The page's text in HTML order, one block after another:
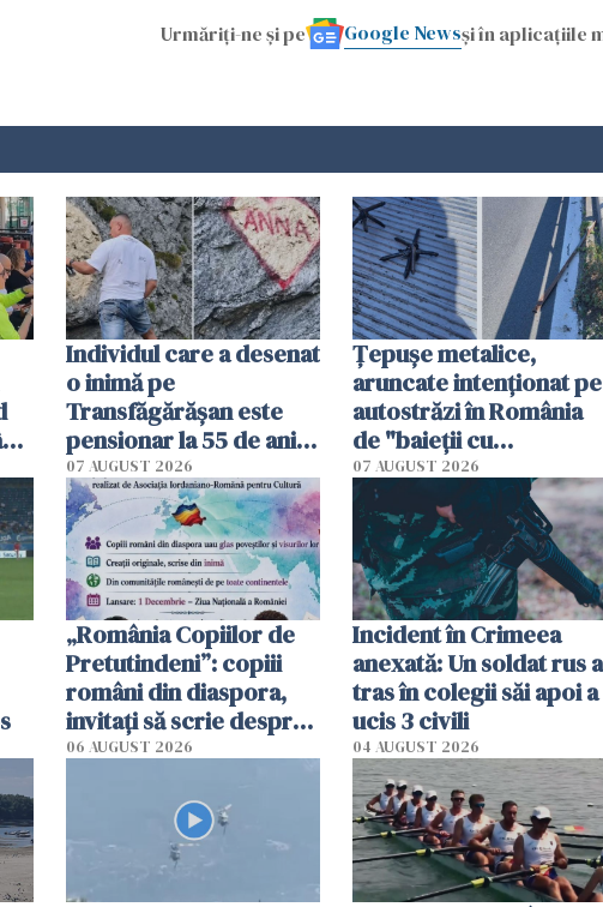
Urmăriți-ne și pe Google Newsși în aplicațiile
Individul care a desenat
o inimă pe
Transfăgărășan este
pensionar la 55 de ani.
Poliția l-a identificat
07 AUGUST 2026
Țepușe metalice,
aruncate intenționat pe
autostrăzi în România
de "baieții cu
platforme": "Mi-au
cerut 1200 lei să mă
tracteze"
07 AUGUST 2026
„România Copiilor de
Pretutindeni”: copiii
români din diaspora,
invitați să scrie despre
România într-un volum
06 AUGUST 2026
Incident în Crimeea
anexată: Un soldat rus a
tras în colegii săi apoi a
ucis 3 civili
04 AUGUST 2026